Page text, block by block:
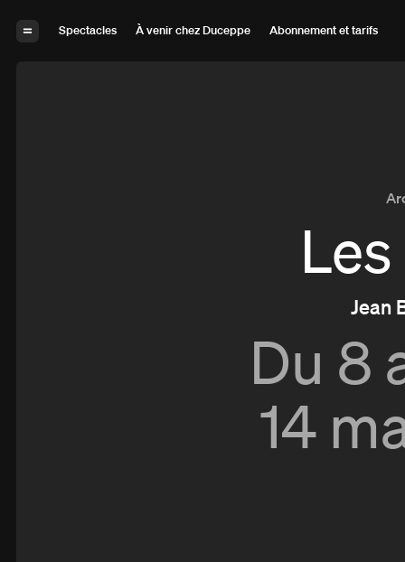
Spectacles
À venir chez Duceppe
Abonnement et tarifs
Jean
Du 8
14